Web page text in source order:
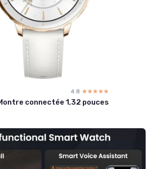
4.8 ☆☆☆☆☆
★★★★★
connectée 1,32 pouces